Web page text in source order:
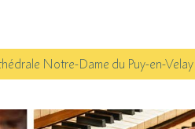
Notre-Dame du Puy-en-Velay